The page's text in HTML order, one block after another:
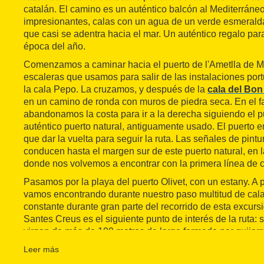
catalán. El camino es un auténtico balcón al
impresionantes, calas con un agua de un verde
que casi se adentra hacia el mar. Un auténtico regalo
época del año.
Comenzamos a caminar hacia el puerto de l'Ametlla de
escaleras que usamos para salir de las instalaciones
la cala Pepo. La cruzamos, y después de la cala del
en un camino de ronda con muros de piedra seca. En el
abandonamos la costa para ir a la derecha siguiendo el
auténtico puerto natural, antiguamente usado. El puerto
que dar la vuelta para seguir la ruta. Las señales de
conducen hasta el margen sur de este puerto natural, en
donde nos volvemos a encontrar con la primera línea de
Pasamos por la playa del puerto Olivet, con un estany. A
vamos encontrando durante nuestro paso multitud de
constante durante gran parte del recorrido de esta
Santes Creus es el siguiente punto de interés de la ruta:
virgen de más de 100 metros de largo formada por
Continuamos la marcha hasta llegar a la cala de l'Estany
Leer más